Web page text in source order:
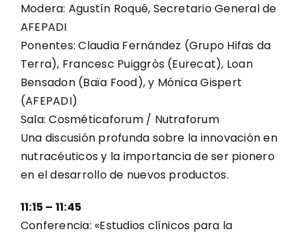
Modera: Agustín Roqué, Secretario General de
AFEPADI
Ponentes: Claudia Fernández (Grupo Hifas da
Terra), Francesc Puiggròs (Eurecat), Loan
Bensadon (Baïa Food), y Mónica Gispert
(AFEPADI)
Sala: Cosméticaforum / Nutraforum
Una discusión profunda sobre la innovación en
nutracéuticos y la importancia de ser pionero
en el desarrollo de nuevos productos.
11:15 – 11:45
Conferencia: «Estudios clínicos para la